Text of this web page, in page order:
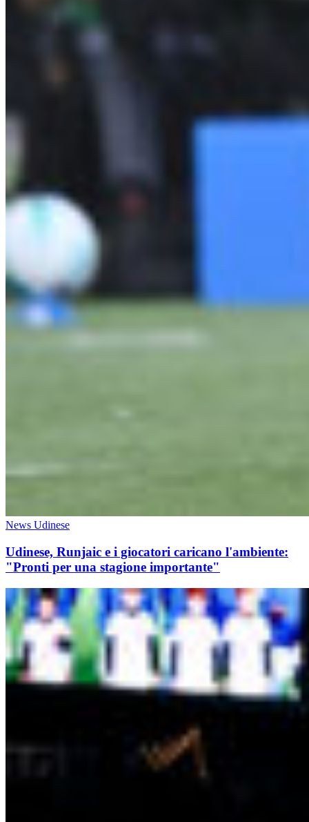
News Udinese
Udinese, Runjaic e i giocatori caricano l'ambiente:
"Pronti per una stagione importante"